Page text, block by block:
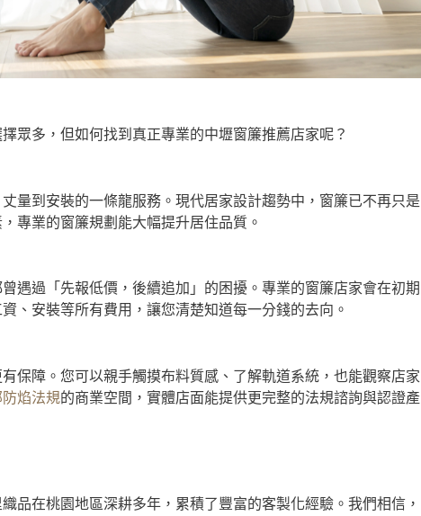
眾多，但如何找到真正專業的中壢窗簾推薦店家呢？
量到安裝的一條龍服務。現代居家設計趨勢中，窗簾已不再只是
專業的窗簾規劃能大幅提升居住品質。
遇過「先報低價，後續追加」的困擾。專業的窗簾店家會在初期
、安裝等所有費用，讓您清楚知道每一分錢的去向。
保障。您可以親手觸摸布料質感、了解軌道系統，也能觀察店家
焰法規的商業空間，實體店面能提供更完整的法規諮詢與認證產
品在桃園地區深耕多年，累積了豐富的客製化經驗。我們相信，